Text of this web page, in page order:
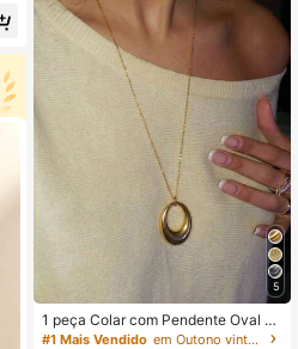
5
1 peça Colar com Pendente Oval G
eométrico em Aço Inoxidável Reves
#1 Mais Vendido em Outono vintage Colares Femininos